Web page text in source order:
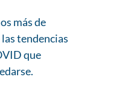
más de
tendencias
que